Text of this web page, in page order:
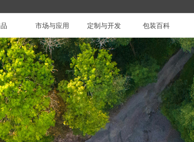
市场与应用 定制与开发 包装百科